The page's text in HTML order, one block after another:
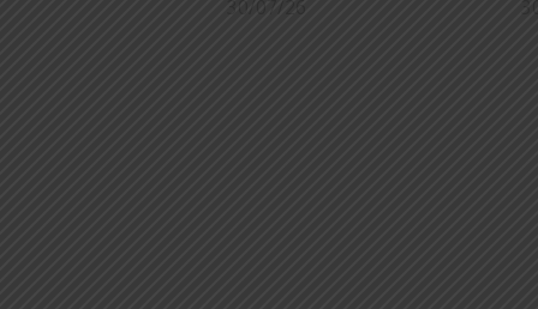
30/07/26